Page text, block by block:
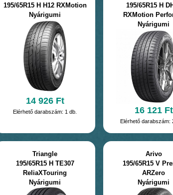
195/65R15 H H12 RXMotion
Nyárigumi
14 926 Ft
Elérhető darabszám: 1 db.
195/65R15 H
RXMotion
Nyárigumi
16 121 Ft
Elérhető darabszám:
Triangle
195/65R15 H TE307
ReliaXTouring
Nyárigumi
Arivo
195/65R15 V
ARZero
Nyárigumi